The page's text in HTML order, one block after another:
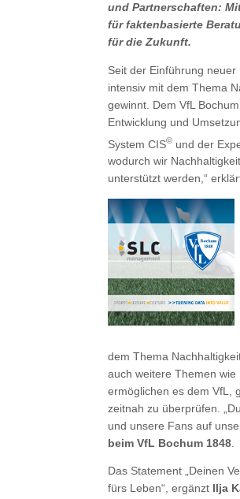
und Partnerschaften:
für faktenbasierte
für die Zukunft.
Seit der Einführung
intensiv mit dem Thema
gewinnt. Dem VfL
Entwicklung und
System CIS© und der
wodurch wir
unterstützt werden,“ erklärt
dem Thema
auch weitere Themen
ermöglichen es dem VfL,
zeitnah zu überprüfen.
und unsere Fans auf
beim VfL Bochum 1848
Das Statement „Deinen
fürs Leben“, ergänzt
Ilja